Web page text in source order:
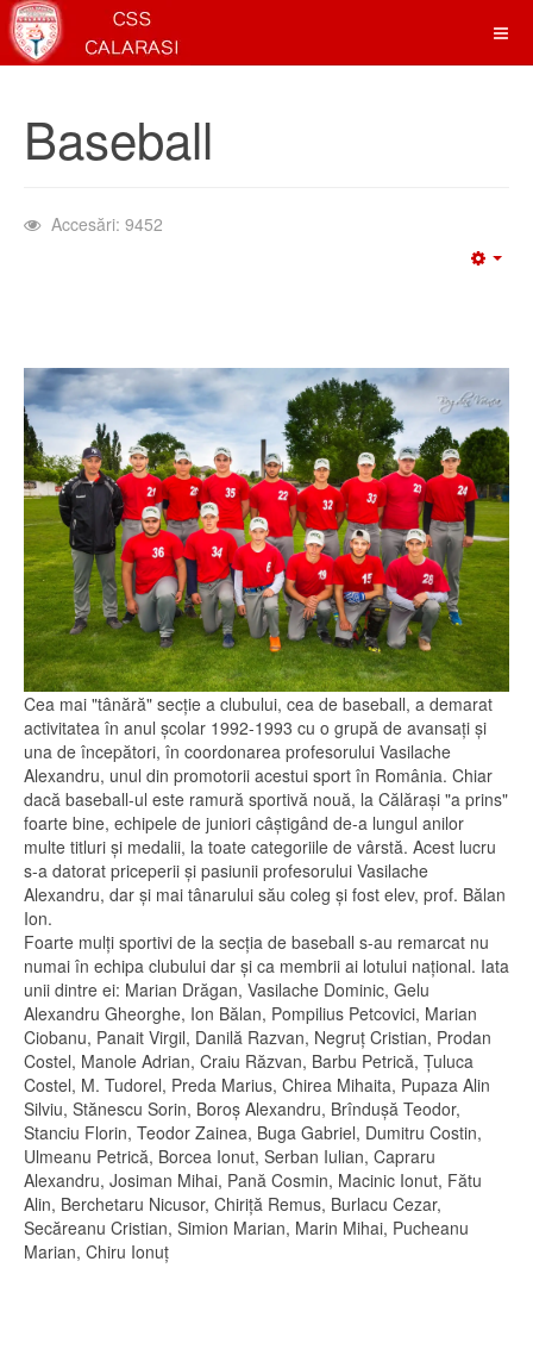
Baseball
Accesări: 9452
Cea mai "tânără" secţie a clubului, cea de baseball, a demarat
activitatea în anul şcolar 1992-1993 cu o grupă de avansaţi şi
una de începători, în coordonarea profesorului Vasilache
Alexandru, unul din promotorii acestui sport în România. Chiar
dacă baseball-ul este ramură sportivă nouă, la Călăraşi "a prins"
foarte bine, echipele de juniori câştigând de-a lungul anilor
multe titluri şi medalii, la toate categoriile de vârstă. Acest lucru
s-a datorat priceperii şi pasiunii profesorului Vasilache
Alexandru, dar şi mai tânarului său coleg şi fost elev, prof. Bălan
Ion.
Foarte mulţi sportivi de la secţia de baseball s-au remarcat nu
numai în echipa clubului dar şi ca membrii ai lotului naţional. Iata
unii dintre ei: Marian Drăgan, Vasilache Dominic, Gelu
Alexandru Gheorghe, Ion Bălan, Pompilius Petcovici, Marian
Ciobanu, Panait Virgil, Danilă Razvan, Negruţ Cristian, Prodan
Costel, Manole Adrian, Craiu Răzvan, Barbu Petrică, Ţuluca
Costel, M. Tudorel, Preda Marius, Chirea Mihaita, Pupaza Alin
Silviu, Stănescu Sorin, Boroş Alexandru, Brînduşă Teodor,
Stanciu Florin, Teodor Zainea, Buga Gabriel, Dumitru Costin,
Ulmeanu Petrică, Borcea Ionut, Serban Iulian, Capraru
Alexandru, Josiman Mihai, Pană Cosmin, Macinic Ionut, Fătu
Alin, Berchetaru Nicusor, Chiriţă Remus, Burlacu Cezar,
Secăreanu Cristian, Simion Marian, Marin Mihai, Pucheanu
Marian, Chiru Ionuţ